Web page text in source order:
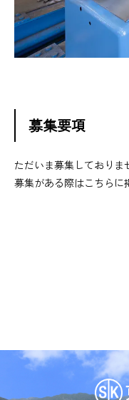
募集要項
ただいま募集しておりま
募集がある際はこちらに